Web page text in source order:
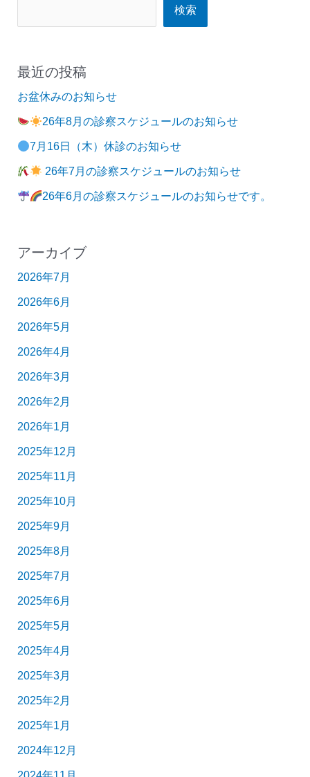
検索
最近の投稿
お盆休みのお知らせ
26年8月の診察スケジュールのお知らせ
7月16日（木）休診のお知らせ
26年7月の診察スケジュールのお知らせ
26年6月の診察スケジュールのお知らせです。
アーカイブ
2026年7月
2026年6月
2026年5月
2026年4月
2026年3月
2026年2月
2026年1月
2025年12月
2025年11月
2025年10月
2025年9月
2025年8月
2025年7月
2025年6月
2025年5月
2025年4月
2025年3月
2025年2月
2025年1月
2024年12月